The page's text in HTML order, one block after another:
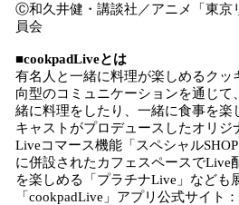
Ⓒ和久井健・講談社／アニメ「東京
員会
■cookpadLiveとは
有名人と一緒に料理が楽しめるクッ
向型のコミュニケーションを通じて
緒に料理をしたり、一緒に食事を楽
キャストがプロデュースしたオリジ
Liveコマース機能「スペシャル
に併設されたカフェスペースでLive
を楽しめる「プラチナLive」なども
「cookpadLive」アプリ公式サイト：